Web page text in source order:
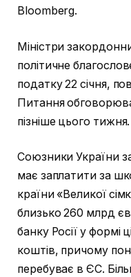
Bloomberg.
Міністри
політичне
податку 22 січня,
Питання
пізніше цього тижня.
Союзники України
має заплатити за
країни «Великої
близько 260 млрд
банку Росії у формі
коштів, причому
перебуває в ЄС.